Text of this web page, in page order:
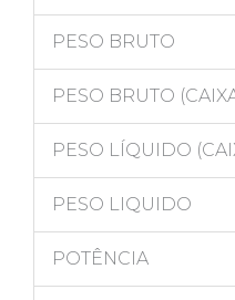
PESO BRUTO
PESO BRUTO
PESO LÍQUIDO
PESO LIQUIDO
POTÊNCIA